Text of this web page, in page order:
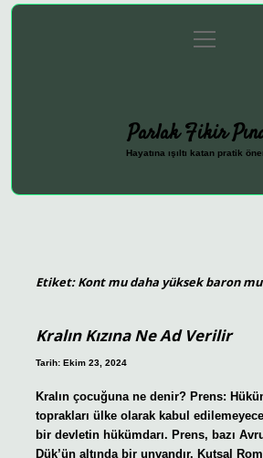
Gizlilik Politikası
menüyü
aç
Parlak Fikir
Hayatına ışıltı katan pratik
Etiket:Kont mu daha yüksek baron mu
Kralın Kızına Ne Ad Verilir
Tarih: Ekim 23, 2024
Kralın çocuğuna ne denir? Prens:
toprakları ülke olarak kabul
bir devletin hükümdarı. Prens, bazı
Dük’ün altında bir unvandır. Kutsal